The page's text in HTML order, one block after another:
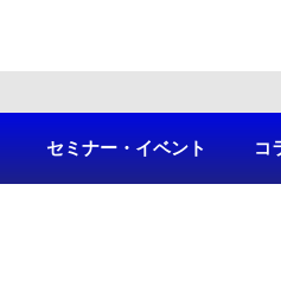
セミナー・イベント コ